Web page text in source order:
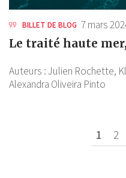
BILLET DE BLOG 7 mars
Le traité haute
Auteurs :Julien Rochette,
Alexandra Oliveira Pinto
Page
1 2